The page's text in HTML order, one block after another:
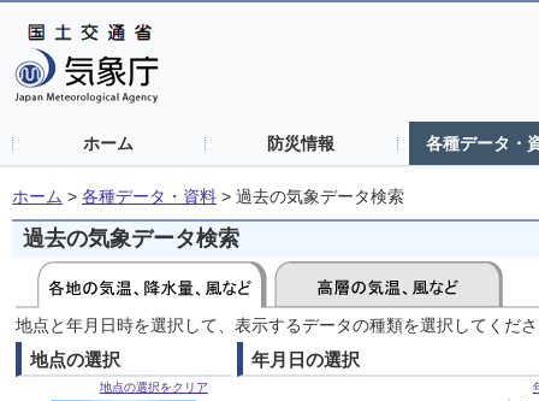
ホーム 防災情報 各種データ・
ホーム > 各種データ・資料 > 過去の気象データ検索
過去の気象データ検索
地点と年月日時を選択して、表示するデータの種類を選択してくだ
地点の選択
地点の選択をクリア
年月日の選択